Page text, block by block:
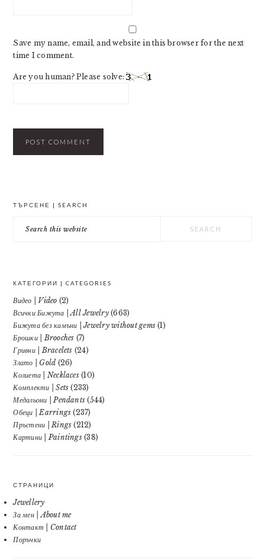
Save my name, email, and website in this browser for the next
time I comment.
Are you human? Please solve:
ТЪРСЕНЕ | SEARCH
this
КАТЕГОРИИ | CATEGORIES
Видео | Video (2)
Всички Бижута | All Jewelry(663)
Бижута без камъни | Jewelry without gems (1)
Брошки | Brooches (7)
Гривни | Bracelets (24)
Злато | Gold (26)
Колиета | Necklaces(10)
Комплекти | Sets (233)
Медальони | Pendants (544)
Обеци | Earrings (237)
Пръстени | Rings (212)
Картини | Paintings(38)
СТРАНИЦИ
Jewellery
За мен | About me
Контакт | Contact
Поръчки